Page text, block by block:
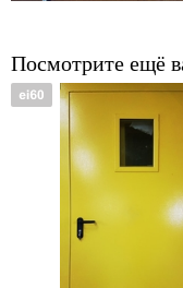
Посмотрите ещё